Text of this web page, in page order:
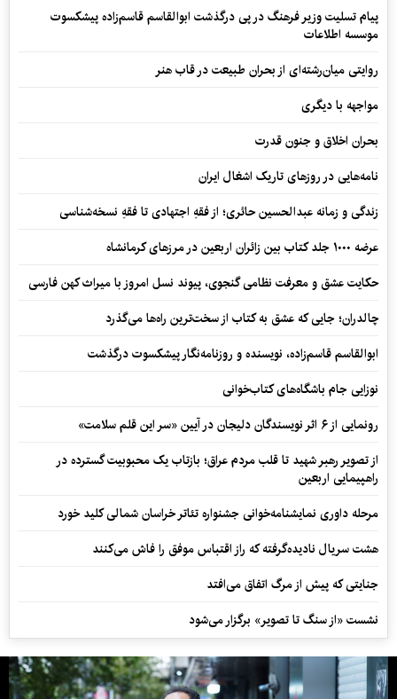
پیام تسلیت وزیر فرهنگ در پی درگذشت ابوالقاسم قاسم‌زاده پیشکسوت
موسسه اطلاعات
روایتی میان‌رشته‌ای از بحران طبیعت در قاب هنر
مواجهه با دیگری
بحران اخلاق و جنون قدرت
نامه‌هایی در روزهای تاریک اشغال ایران
زندگی و زمانه عبدالحسین حائری؛ از فقهِ اجتهادی تا فقهِ نسخه‌شناسی
عرضه ۱۰۰۰ جلد کتاب بین زائران اربعین در مرزهای کرمانشاه
حکایت عشق و معرفت نظامی گنجوی، پیوند نسل امروز با میراث کهن فارسی
چالدران؛ جایی که عشق به کتاب از سخت‌ترین راه‌ها می‌گذرد
ابوالقاسم قاسم‌زاده، نویسنده و روزنامه‌نگار پیشکسوت درگذشت
نوزایی جام باشگاه‌های کتاب‌خوانی
رونمایی از ۶ اثر نویسندگان دلیجان در آیین «سر این قلم سلامت»
از تصویر رهبر شهید تا قلب مردم عراق؛ بازتاب یک محبوبیت گسترده در
راهپیمایی اربعین
مرحله داوری نمایشنامه‌خوانی جشنواره تئاتر خراسان شمالی کلید خورد
هشت سریال نادیده‌گرفته که راز اقتباس موفق را فاش می‌کنند
جنایتی که پیش از مرگ اتفاق می‌افتد
نشست «از سنگ تا تصویر» برگزار می‌شود